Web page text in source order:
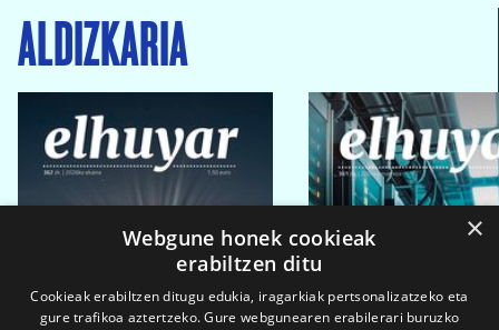
ALDIZKARIA
×
Webgune honek cookieak
erabiltzen ditu
Cookieak erabiltzen ditugu edukia, iragarkiak pertsonalizatzeko eta
gure trafikoa aztertzeko. Gure webgunearen erabilerari buruzko